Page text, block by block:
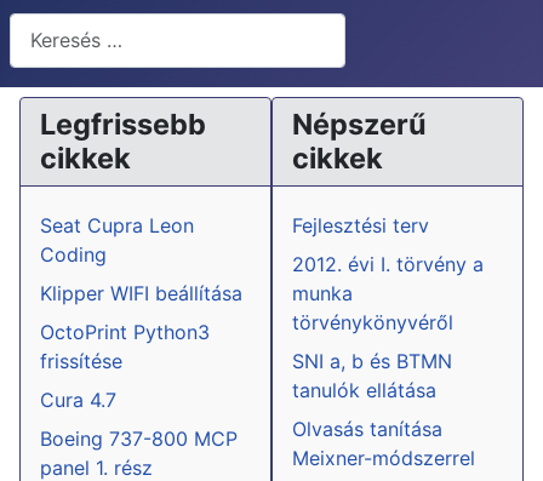
Keresés...
Legfrissebb
cikkek
Seat Cupra Leon
Coding
Klipper WIFI beállítása
OctoPrint Python3
frissítése
Cura 4.7
Boeing 737-800 MCP
panel 1. rész
Népszerű
cikkek
Fejlesztési terv
2012. évi I. törvény a
munka
törvénykönyvéről
SNI a, b és BTMN
tanulók ellátása
Olvasás tanítása
Meixner-módszerrel